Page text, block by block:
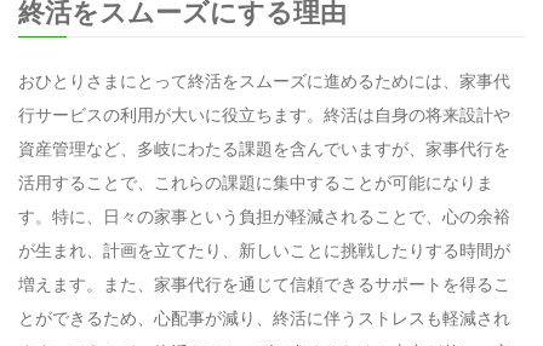
終活をスムーズにする理由
おひとりさまにとって終活をスムーズに進めるためには、家事代
行サービスの利用が大いに役立ちます。終活は自身の将来設計や
資産管理など、多岐にわたる課題を含んでいますが、家事代行を
活用することで、これらの課題に集中することが可能になりま
す。特に、日々の家事という負担が軽減されることで、心の余裕
が生まれ、計画を立てたり、新しいことに挑戦したりする時間が
増えます。また、家事代行を通じて信頼できるサポートを得るこ
とができるため、心配事が減り、終活に伴うストレスも軽減され